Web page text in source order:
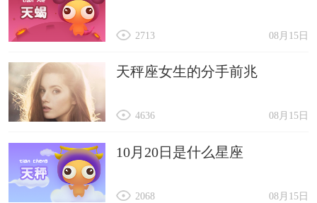
08月15日
2713
天秤座女生的分手前兆
08月15日
4636
10月20日是什么星座
08月15日
2068